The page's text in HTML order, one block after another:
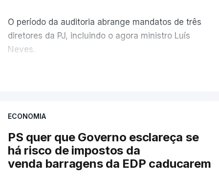
O período da auditoria abrange mandatos de três
diretores da PJ, incluindo o agora ministro Luís
Neves.
Não há prazos fixados para a conclusão desta
avaliação à Polícia Judiciária.
Do início da polémica com a revelação de obras a
título pessoal, numa propriedade no Alentejo, feitas
ECONOMIA
PS quer que Governo esclareça se
há risco de impostos da
venda barragens da EDP caducarem